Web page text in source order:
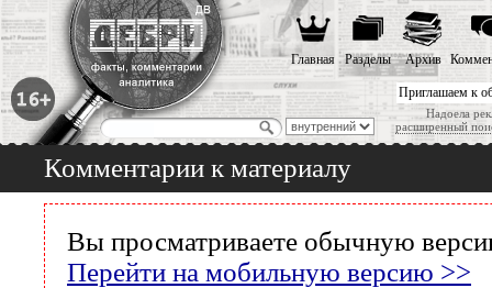
Приглашаем к
Надоела
расширенный
Главная Разделы Архив
Комментарии к материалу
Вы просматриваете обычную
Перейти на мобильную версию >>